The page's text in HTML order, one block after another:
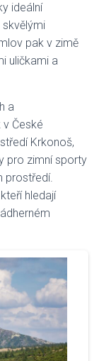
ideální
skvělými
pak v zimě
uličkami a
a
České
Krkonoš,
pro zimní sporty
prostředí.
hledají